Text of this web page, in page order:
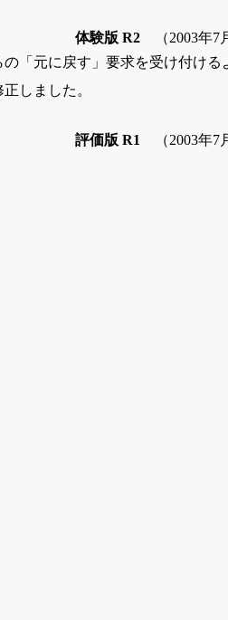
体験版 R2
（2003年7
「元に戻す」要求を受け付ける
しました。
評価版 R1
（2003年7